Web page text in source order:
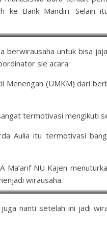
ke Bank Mandiri. Selain
berwirausaha untuk bisa
sie acara.
Menengah (UMKM) dari
termotivasi mengikuti
Aulia itu termotivasi
NU Kajen
wirausaha.
nanti setelah ini jadi